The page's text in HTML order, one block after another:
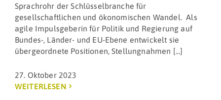
Sprachrohr der Schlüsselbranche für
gesellschaftlichen und ökonomischen Wandel. Als
agile Impulsgeberin für Politik und Regierung auf
Bundes-, Länder- und EU-Ebene entwickelt sie
übergeordnete Positionen, Stellungnahmen [...]
27. Oktober 2023
WEITERLESEN